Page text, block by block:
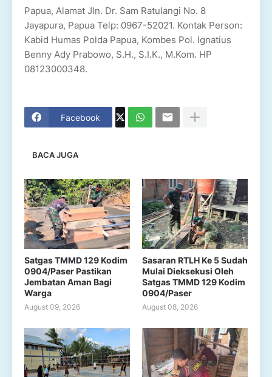
Papua, Alamat Jln. Dr. Sam Ratulangi No. 8
Jayapura, Papua Telp: 0967-52021. Kontak Person:
Kabid Humas Polda Papua, Kombes Pol. Ignatius
Benny Ady Prabowo, S.H., S.I.K., M.Kom. HP
08123000348.
Facebook
BACA JUGA
Satgas TMMD 129 Kodim
0904/Paser Pastikan
Jembatan Aman Bagi
Warga
August 09, 2026
Sasaran RTLH Ke 5 Sudah
Mulai Dieksekusi Oleh
Satgas TMMD 129 Kodim
0904/Paser
August 08, 2026